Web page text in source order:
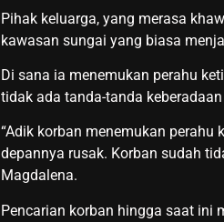
Pihak keluarga, yang merasa
kawasan sungai yang biasa
Di sana ia menemukan perahu
tidak ada tanda-tanda
“Adik korban menemukan
depannya rusak. Korban sudah
Magdalena.
Pencarian korban hingga saat ini